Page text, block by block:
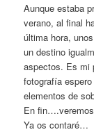
Aunque estaba
verano, al final
última hora,
un destino
aspectos. Es mi
fotografía
elementos de
En
Ya os contaré…